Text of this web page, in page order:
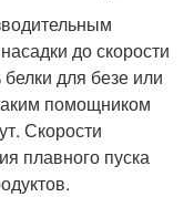
до скорости
для безе или
помощником
Скорости
плавного пуска